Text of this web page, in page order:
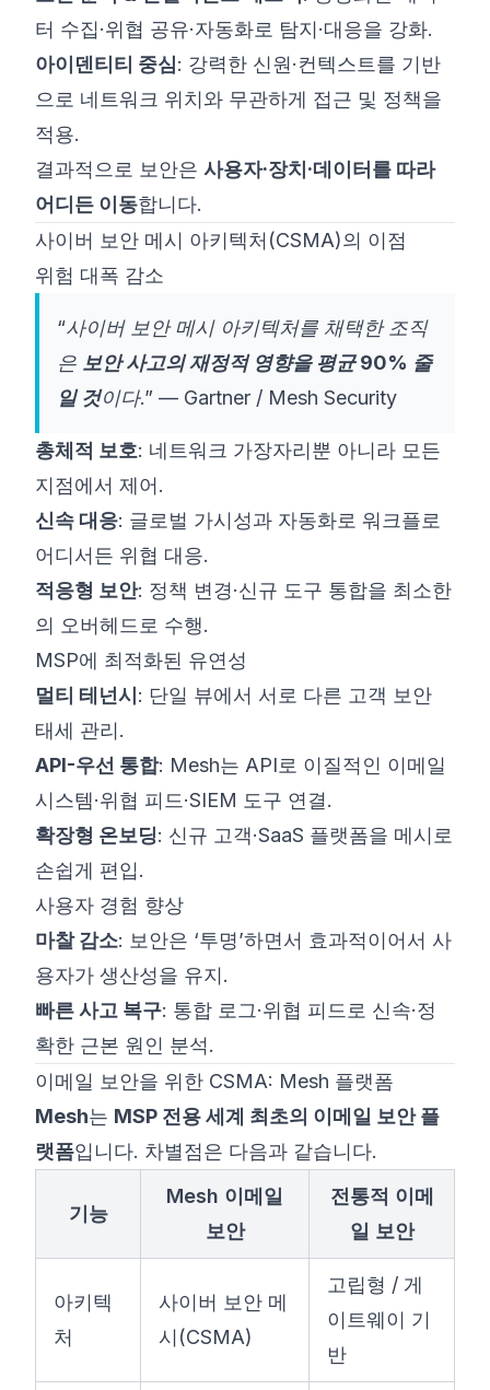
터 수집·위협 공유·자동화로 탐지·대응을 강화.
아이덴티티 중심 : 강력한 신원·컨텍스트를 기반
으로 네트워크 위치와 무관하게 접근 및 정책을
적용.
결과적으로 보안은 사용자·장치·데이터를 따라
어디든 이동합니다.
사이버 보안 메시 아키텍처(CSMA)의 이점
위험 대폭 감소
“사이버 보안 메시 아키텍처를 채택한 조직
은 보안 사고의 재정적 영향을 평균 90% 줄
일 것이다.” — Gartner / Mesh Security
총체적 보호: 네트워크 가장자리뿐 아니라 모든
지점에서 제어.
신속 대응: 글로벌 가시성과 자동화로 워크플로
어디서든 위협 대응.
적응형 보안: 정책 변경·신규 도구 통합을 최소한
의 오버헤드로 수행.
MSP에 최적화된 유연성
멀티 테넌시 : 단일 뷰에서 서로 다른 고객 보안
태세 관리.
API-우선 통합: Mesh는 API로 이질적인 이메일
시스템·위협 피드·SIEM 도구 연결.
확장형 온보딩: 신규 고객·SaaS 플랫폼을 메시로
손쉽게 편입.
사용자 경험 향상
마찰 감소: 보안은 ‘투명’하면서 효과적이어서 사
용자가 생산성을 유지.
빠른 사고 복구: 통합 로그·위협 피드로 신속·정
확한 근본 원인 분석.
이메일 보안을 위한 CSMA: Mesh 플랫폼
Mesh는 MSP 전용 세계 최초의 이메일 보안 플
랫폼입니다. 차별점은 다음과 같습니다.
기능
Mesh 이메일
보안
전통적 이메
일 보안
아키텍
처
사이버 보안 메
시(CSMA)
고립형 / 게
이트웨이 기
반